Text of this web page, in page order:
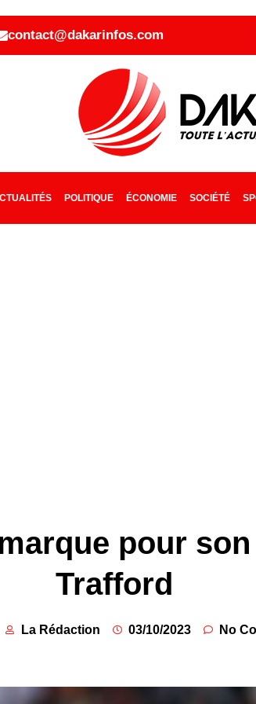
contact@dakarinfos.com
POLITIQUE ÉCONOMIE SOCIÉTÉ
pour
Trafford
La Rédaction 03/10/2023 No